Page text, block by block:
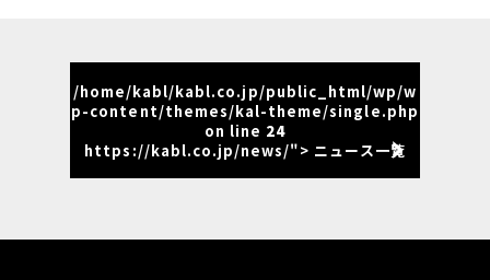
/home/kabl/kabl.co.jp/public_html/wp/w
p-content/themes/kal-theme/single.php
on line 24
https://kabl.co.jp/news/"> ニュース一覧